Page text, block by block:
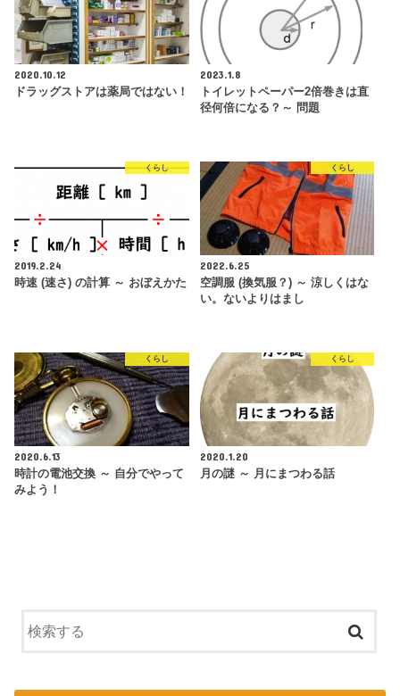
2020.10.12
ドラッグストアは薬局ではない！
2023.1.8
トイレットペーパー2倍巻きは直
径何倍になる？～ 問題
くらし
2019.2.24
時速 (速さ) の計算 ～ おぼえかた
くらし
2022.6.25
空調服 (換気服？) ～ 涼しくはな
い。ないよりはまし
くらし
2020.6.13
時計の電池交換 ～ 自分でやって
みよう！
くらし
2020.1.20
月の謎 ～ 月にまつわる話